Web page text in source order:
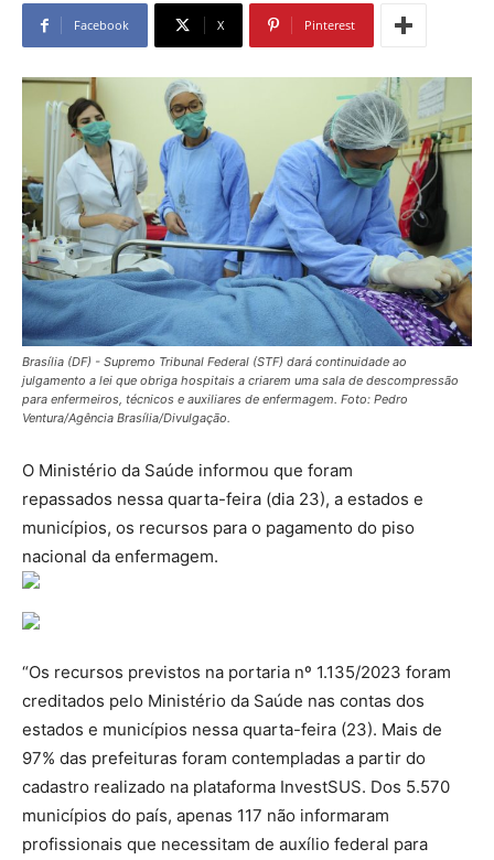
Facebook X Pinterest
Brasília (DF) - Supremo Tribunal Federal (STF) dará continuidade ao
julgamento a lei que obriga hospitais a criarem uma sala de descompressão
para enfermeiros, técnicos e auxiliares de enfermagem. Foto: Pedro
Ventura/Agência Brasília/Divulgaçāo.
O Ministério da Saúde informou que foram
repassados nessa quarta-feira (dia 23), a estados e
municípios, os recursos para o pagamento do piso
nacional da enfermagem.
“Os recursos previstos na portaria nº 1.135/2023 foram
creditados pelo Ministério da Saúde nas contas dos
estados e municípios nessa quarta-feira (23). Mais de
97% das prefeituras foram contempladas a partir do
cadastro realizado na plataforma InvestSUS. Dos 5.570
municípios do país, apenas 117 não informaram
profissionais que necessitam de auxílio federal para